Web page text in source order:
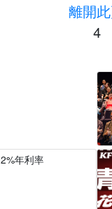
離開
4
年利率